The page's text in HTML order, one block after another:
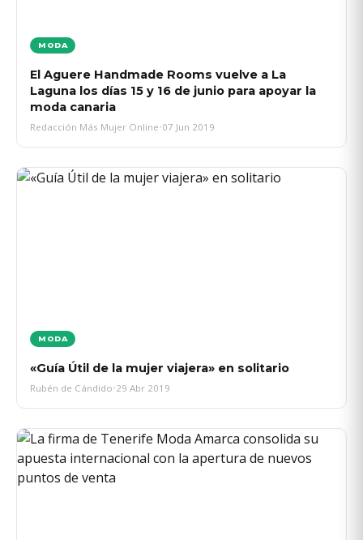
MODA
El Aguere Handmade Rooms vuelve a La
Laguna los días 15 y 16 de junio para apoyar la
moda canaria
Redacción Más Mujer Online•07 Jun 2019
MODA
«Guía Útil de la mujer viajera» en solitario
Rubén de Cándido•29 Abr 2019